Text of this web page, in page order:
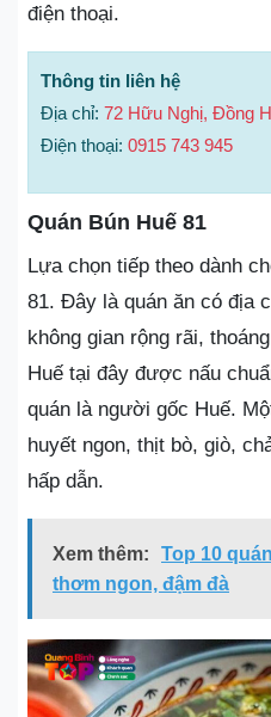
điện thoại.
Thông tin liên hệ
Địa chỉ: 72 Hữu Nghị, Đồng
Điện thoại: 0915 743 945
Quán Bún Huế 81
Lựa chọn tiếp theo dành
81. Đây là quán ăn có địa
không gian rộng rãi,
Huế tại đây được nấu
quán là người gốc Huế.
huyết ngon, thịt bò, giò,
hấp dẫn.
Xem thêm:
Top 10
thơm ngon, đậm đà